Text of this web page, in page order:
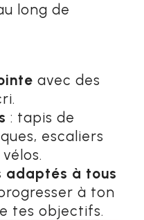
long de
avec des
: tapis de
escaliers
adaptés à tous
à ton
tes objectifs.